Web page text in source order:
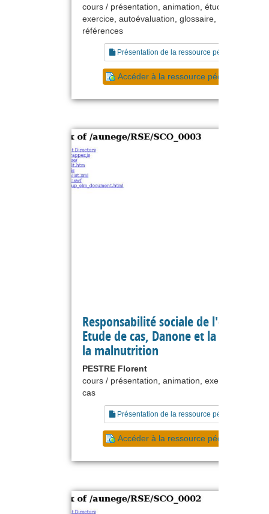
cours / présentation, animation, étude de cas,
exercice, autoévaluation, glossaire, liste de
références
Présentation de la ressource pédagogique
Accéder à la ressource pédagogique
Responsabilité sociale de
Etude de cas, Danone et la lutte
la malnutrition
PESTRE Florent
cours / présentation, animation, exercice, étude
cas
Présentation de la ressource pédagogique
Accéder à la ressource pédagogique